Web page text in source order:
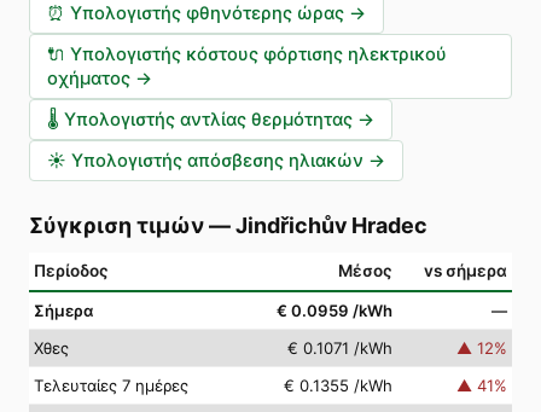
⏰ Υπολογιστής φθηνότερης ώρας →
🔌 Υπολογιστής κόστους φόρτισης ηλεκτρικού
οχήματος →
🌡️ Υπολογιστής αντλίας θερμότητας →
☀️ Υπολογιστής απόσβεσης ηλιακών →
Σύγκριση τιμών—Jindřichův Hradec
Περίοδος Μέσος vs σήμερα
Σήμερα € 0.0959 /kWh
—
Χθες
€ 0.1071 /kWh ▲ 12%
Τελευταίες 7 ημέρες
€ 0.1355 /kWh ▲ 41%